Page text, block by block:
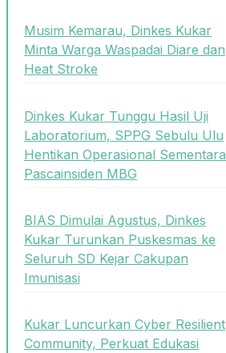
Musim Kemarau, Dinkes Kukar
Minta Warga Waspadai Diare dan
Heat Stroke
Dinkes Kukar Tunggu Hasil Uji
Laboratorium, SPPG Sebulu Ulu
Hentikan Operasional Sementara
Pascainsiden MBG
BIAS Dimulai Agustus, Dinkes
Kukar Turunkan Puskesmas ke
Seluruh SD Kejar Cakupan
Imunisasi
Kukar Luncurkan Cyber Resilient
Community, Perkuat Edukasi